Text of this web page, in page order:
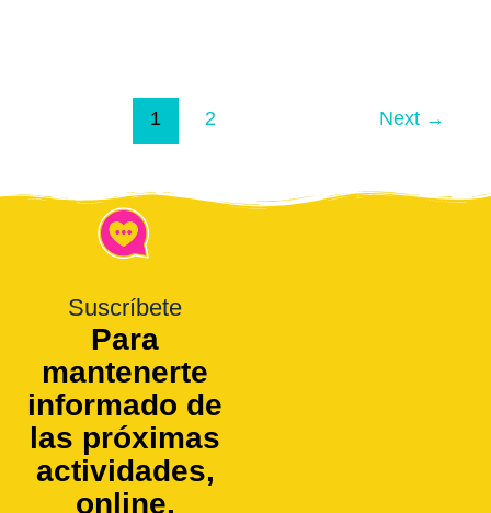
1 2 Next →
Suscríbete
Para
mantenerte
informado de
las próximas
actividades,
online,